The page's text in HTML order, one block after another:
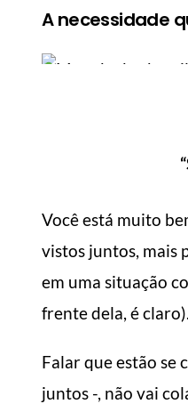
A necessidade
Você está muito
vistos juntos, mais
em uma situação
frente dela, é claro).
Falar que estão se
juntos -, não vai